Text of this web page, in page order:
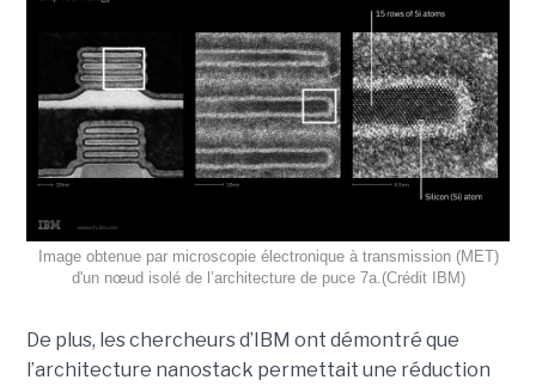
Image obtenue par microscopie électronique à transmission (MET)
d'un nœud isolé de l’architecture de puce 7a.(Crédit IBM)
De plus, les chercheurs d’IBM ont démontré que
l’architecture nanostack permettait une réduction